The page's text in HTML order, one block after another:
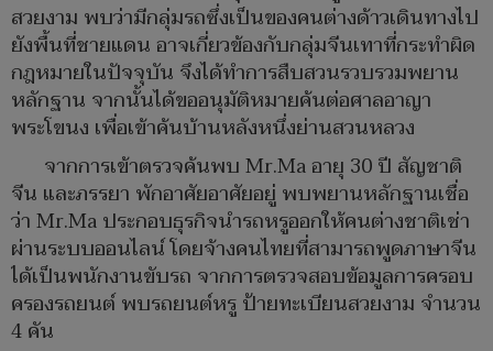
สวยงาม พบว่ามีกลุ่มรถซึ่งเป็นของคนต่างด้าวเดินทางไป
ยังพื้นที่ชายแดน อาจเกี่ยวข้องกับกลุ่มจีนเทาที่กระทำผิด
กฎหมายในปัจจุบัน จึงได้ทำการสืบสวนรวบรวมพยาน
หลักฐาน จากนั้นได้ขออนุมัติหมายค้นต่อศาลอาญา
พระโขนง เพื่อเข้าค้นบ้านหลังหนึ่งย่านสวนหลวง
จากการเข้าตรวจค้นพบ Mr.Ma อายุ 30 ปี สัญชาติ
จีน และภรรยา พักอาศัยอาศัยอยู่ พบพยานหลักฐานเชื่อ
ว่า Mr.Ma ประกอบธุรกิจนำรถหรูออกให้คนต่างชาติเช่า
ผ่านระบบออนไลน์ โดยจ้างคนไทยที่สามารถพูดภาษาจีน
ได้เป็นพนักงานขับรถ จากการตรวจสอบข้อมูลการครอบ
ครองรถยนต์ พบรถยนต์หรู ป้ายทะเบียนสวยงาม จำนวน
4 คัน